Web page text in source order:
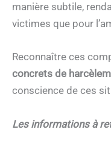
manière subtile,
victimes que pour
Reconnaître ces
concrets de
conscience de ces
Les informations à